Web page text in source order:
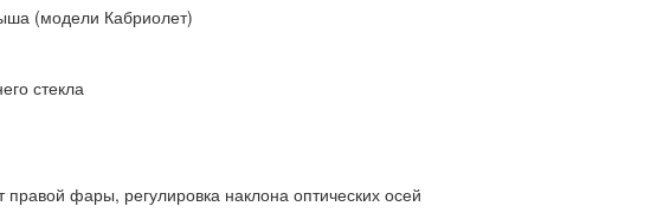
(модели Кабриолет)
стекла
правой фары, регулировка наклона оптических осей